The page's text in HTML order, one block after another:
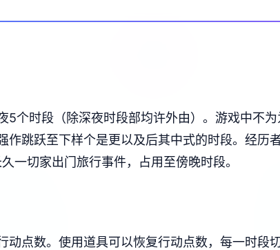
个时段（除深夜时段部均许外由）。 游戏中不
作跳跃至下样个是更以及后其中式的时段。 经历
一切家出门旅行事件，占用至傍晚时段。
点数。 使用道具可以恢复行动点数，每一时段